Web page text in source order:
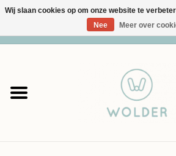
Garens
Wij slaan cookies op om onze website te
Nee
Meer over